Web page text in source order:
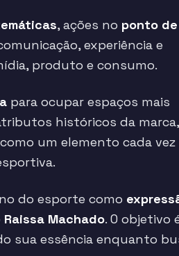
, ações no ponto
experiência e
produto e consumo.
para ocupar espaços mais
históricos da
como um elemento cada vez
do esporte como
Raissa Machado. O objetivo
sua essência enquanto